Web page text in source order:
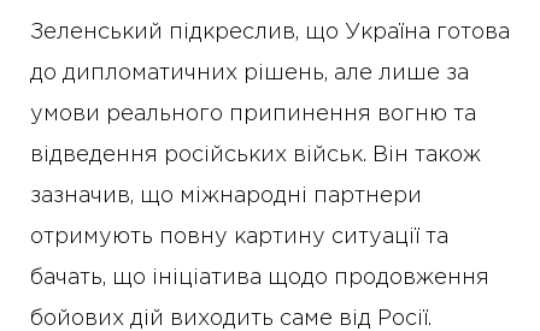
Зеленський підкреслив, що Україна готова
до дипломатичних рішень, але лише за
умови реального припинення вогню та
відведення російських військ. Він також
зазначив, що міжнародні партнери
отримують повну картину ситуації та
бачать, що ініціатива щодо продовження
бойових дій виходить саме від Росії.